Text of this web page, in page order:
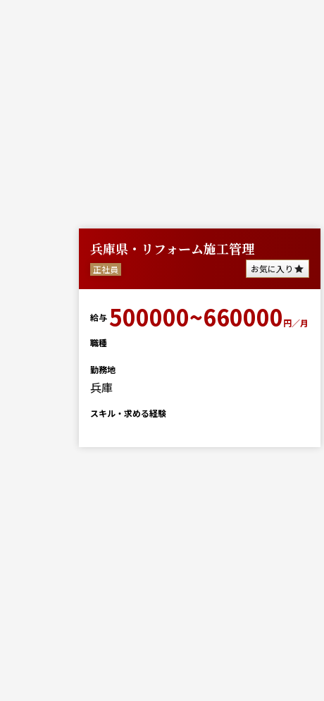
兵庫県・リフォーム施工管理
正社員 お気に入り
給与 500000~660000円／月
職種
勤務地
兵庫
スキル・求める経験